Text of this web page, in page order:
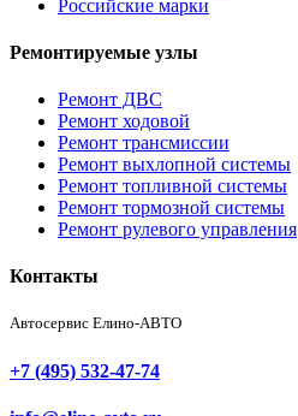
Российские марки
Ремонтируемые узлы
Ремонт ДВС
Ремонт ходовой
Ремонт трансмиссии
Ремонт выхлопной системы
Ремонт топливной системы
Ремонт тормозной системы
Ремонт рулевого управления
Контакты
Автосервис Елино-АВТО
+7 (495) 532-47-74